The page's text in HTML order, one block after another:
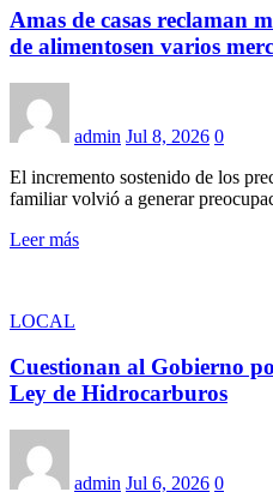
Amas de casas reclaman
de alimentosen varios
admin Jul 8, 2026 0
El incremento sostenido de los
familiar volvió a generar
Leer más
LOCAL
Cuestionan al Gobierno
Ley de Hidrocarburos
admin Jul 6, 2026 0